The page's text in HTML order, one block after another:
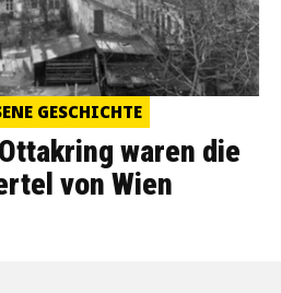
GESCHICHTE
waren die
von Wien